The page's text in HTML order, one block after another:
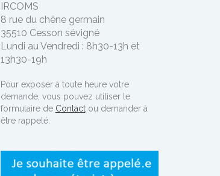
IRCOMS
8 rue du chêne germain
35510 Cesson sévigné
Lundi au Vendredi : 8h30-13h et
13h30-19h
Pour exposer à toute heure votre
demande, vous pouvez utiliser le
formulaire de Contactou demander à
être rappelé.